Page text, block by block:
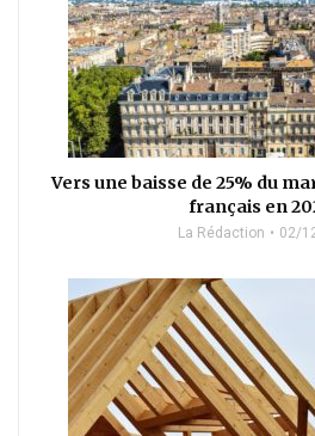
Vers une baisse de 25% du
français en
La Rédaction 02/